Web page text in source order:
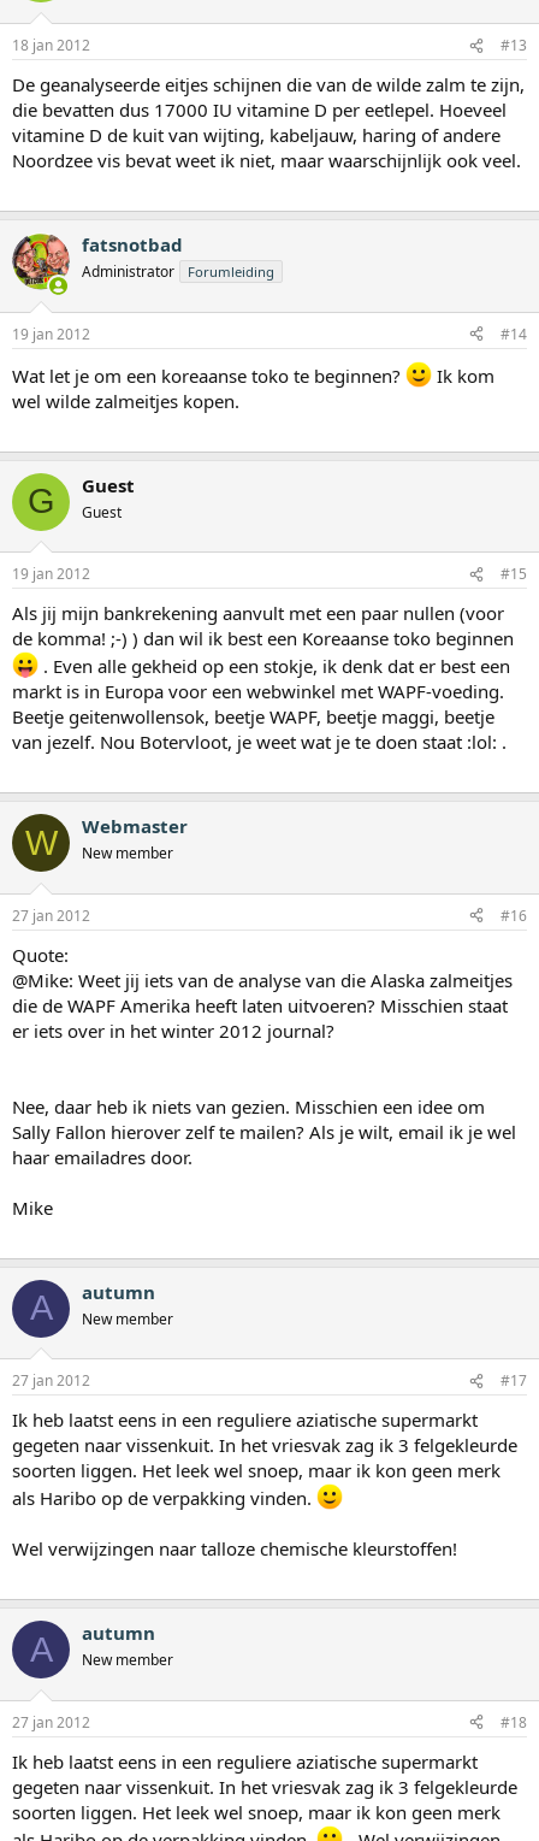
18 jan 2012 #13
De geanalyseerde eitjes schijnen die van de wilde zalm te zijn,
die bevatten dus 17000 IU vitamine D per eetlepel. Hoeveel
vitamine D de kuit van wijting, kabeljauw, haring of andere
Noordzee vis bevat weet ik niet, maar waarschijnlijk ook veel.
fatsnotbad
Administrator Forumleiding
19 jan 2012 #14
Wat let je om een koreaanse toko te beginnen?
Ik kom
wel wilde zalmeitjes kopen.
G Guest
Guest
19 jan 2012 #15
Als jij mijn bankrekening aanvult met een paar nullen (voor
de komma! ;-) ) dan wil ik best een Koreaanse toko beginnen
. Even alle gekheid op een stokje, ik denk dat er best een
markt is in Europa voor een webwinkel met WAPF-voeding.
Beetje geitenwollensok, beetje WAPF, beetje maggi, beetje
van jezelf. Nou Botervloot, je weet wat je te doen staat :lol: .
W Webmaster
New member
27 jan 2012 #16
Quote:
@Mike: Weet jij iets van de analyse van die Alaska zalmeitjes
die de WAPF Amerika heeft laten uitvoeren? Misschien staat
er iets over in het winter 2012 journal?
Nee, daar heb ik niets van gezien. Misschien een idee om
Sally Fallon hierover zelf te mailen? Als je wilt, email ik je wel
haar emailadres door.
Mike
A autumn
New member
27 jan 2012 #17
Ik heb laatst eens in een reguliere aziatische supermarkt
gegeten naar vissenkuit. In het vriesvak zag ik 3 felgekleurde
soorten liggen. Het leek wel snoep, maar ik kon geen merk
als Haribo op de verpakking vinden.
Wel verwijzingen naar talloze chemische kleurstoffen!
A autumn
New member
27 jan 2012 #18
Ik heb laatst eens in een reguliere aziatische supermarkt
gegeten naar vissenkuit. In het vriesvak zag ik 3 felgekleurde
soorten liggen. Het leek wel snoep, maar ik kon geen merk